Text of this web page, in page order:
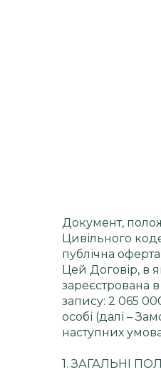
Документ,
Цивільного
публічна
Цей Договір, в
зареєстрована
запису: 2 065
особі (далі –
наступних
1. ЗАГАЛЬНІ